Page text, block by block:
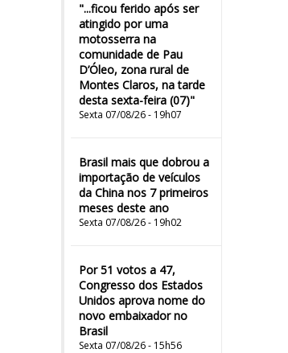
"...ficou ferido após ser
atingido por uma
motosserra na
comunidade de Pau
D’Óleo, zona rural de
Montes Claros, na tarde
desta sexta-feira (07)"
Sexta 07/08/26 - 19h07
Brasil mais que dobrou a
importação de veículos
da China nos 7 primeiros
meses deste ano
Sexta 07/08/26 - 19h02
Por 51 votos a 47,
Congresso dos Estados
Unidos aprova nome do
novo embaixador no
Brasil
Sexta 07/08/26 - 15h56